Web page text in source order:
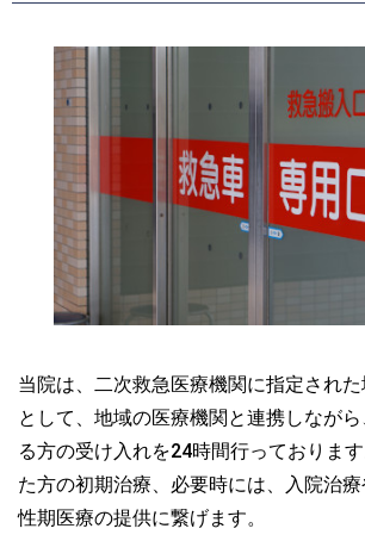
当院は、二次救急医療機関に指定され
として、地域の医療機関と連携しなが
る方の受け入れを24時間行っておりま
た方の初期治療、必要時には、入院治
性期医療の提供に繋げます。